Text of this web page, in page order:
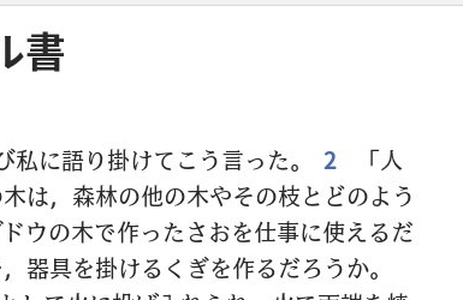
書
私に語り掛けてこう言った。 2
「人
は，森林の他の木やその枝とどのよう
ウの木で作ったさおを仕事に使えるだ
器具を掛けるくぎを作るだろうか。